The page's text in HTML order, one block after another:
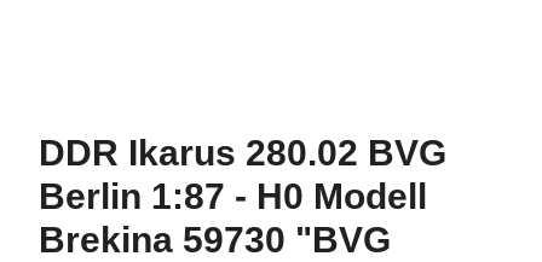
DDR Ikarus 280.02 BVG
Berlin 1:87 - H0 Modell
Brekina 59730 "BVG